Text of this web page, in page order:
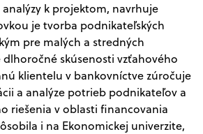
k projektom, navrhuje
je tvorba podnikateľských
pre malých a stredných
skúsenosti vzťahového
klientelu v bankovníctve zúročuje
a analýze potrieb podnikateľov a
riešenia v oblasti financovania
i na Ekonomickej univerzite,